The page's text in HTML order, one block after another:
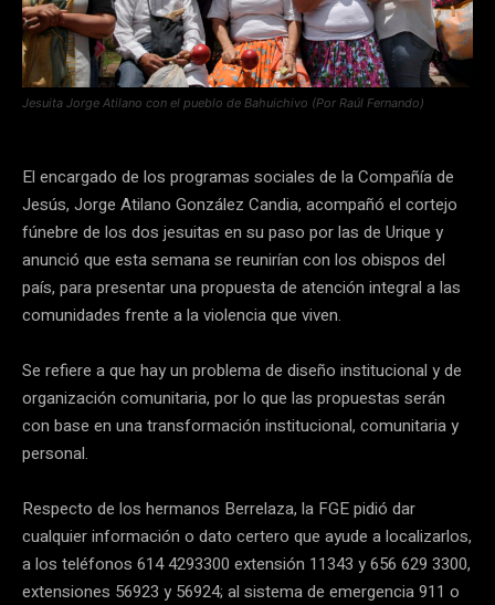
Jesuita Jorge Atilano con el pueblo de Bahuichivo (Por Raúl Fernando)
El encargado de los programas sociales de la Compañía de
Jesús, Jorge Atilano González Candia, acompañó el cortejo
fúnebre de los dos jesuitas en su paso por las de Urique y
anunció que esta semana se reunirían con los obispos del
país, para presentar una propuesta de atención integral a las
comunidades frente a la violencia que viven.
Se refiere a que hay un problema de diseño institucional y de
organización comunitaria, por lo que las propuestas serán
con base en una transformación institucional, comunitaria y
personal.
Respecto de los hermanos Berrelaza, la FGE pidió dar
cualquier información o dato certero que ayude a localizarlos,
a los teléfonos 614 4293300 extensión 11343 y 656 629 3300,
extensiones 56923 y 56924; al sistema de emergencia 911 o